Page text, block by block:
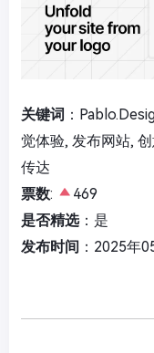
关键词 ：
觉体验, 发布网站,
传达
票数:
469
是否精选：是
发布时间 ：2025年